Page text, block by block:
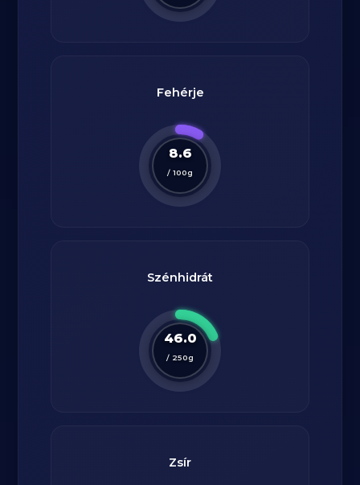
Fehérje
8.6
/ 100g
Szénhidrát
46.0
/ 250g
Zsír